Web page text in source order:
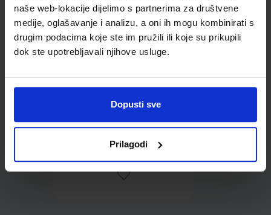
naše web-lokacije dijelimo s partnerima za društvene
medije, oglašavanje i analizu, a oni ih mogu kombinirati s
drugim podacima koje ste im pružili ili koje su prikupili
dok ste upotrebljavali njihove usluge.
Dopusti sve
Prilagodi
0,85 €